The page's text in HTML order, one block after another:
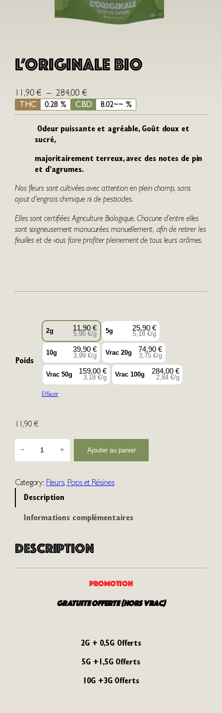
L’Originale Bio
11,90€ – 284,00€
l
a
g
d
r
i
x
:
9
€
à
2
8
4
€
THC 0.28 % CBD 8.02~~ %
Odeur puissante et agréable, Goût doux et
sucré,
majoritairement terreux, avec des notes de pin
et d’agrumes.
Nos fleurs sont cultivées avec attention en plein champ, sans
ajout d’engrais chimique ni de pesticides.
Elles sont certifiées Agriculture Biologique. Chacune d’entre elles
sont soigneusement manucurées manuellement, afin de retirer les
feuilles et de vous faire profiter pleinement de tous leurs arômes.
Poids
2g 11,90 €
5,95 €/g 5g 25,90 €
5,18 €/g
10g 39,90 €
3,99 €/g Vrac 20g 74,90 €
3,75 €/g
Vrac 50g 159,00 €
3,18 €/g Vrac 100g 284,00 €
2,84 €/g
Effacer
11,90€
t
t
e
L
− + Ajouter au panier
Category: Fleurs, Pops et Résines
Description
Informations complémentaires
Description
PROMOTION
GRATUITE OFFERTE (Hors Vrac)
2G + 0,5G Offerts
5G +1,5G Offerts
10G +3G Offerts